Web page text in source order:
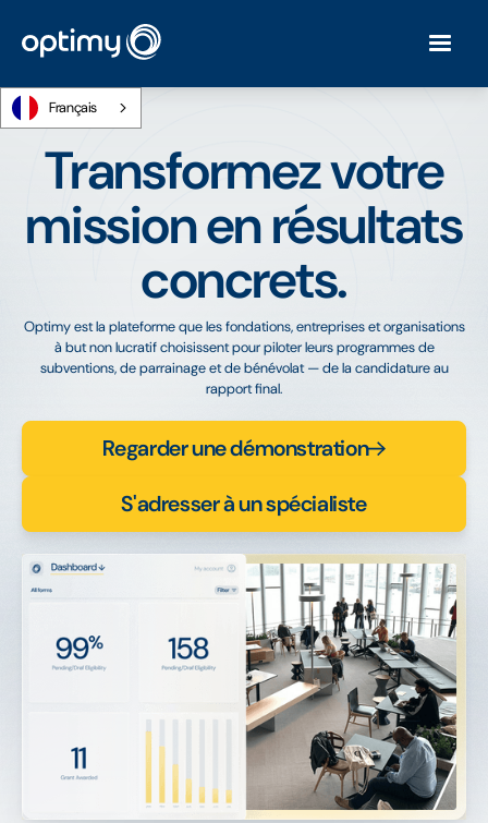
Français
Transformez votre
mission en résultats
concrets.
Optimy est la plateforme que les fondations, entreprises et organisations
à but non lucratif choisissent pour piloter leurs programmes de
subventions, de parrainage et de bénévolat — de la candidature au
rapport final.
Regarder une démonstration
S'adresser à un spécialiste